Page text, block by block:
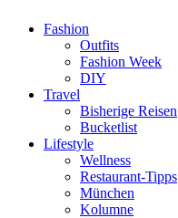
Fashion
Outfits
Fashion Week
DIY
Travel
Bisherige Reisen
Bucketlist
Lifestyle
Wellness
Restaurant-Tipps
München
Kolumne